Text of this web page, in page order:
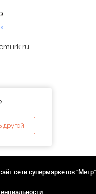
другой
сети супермаркетов "Метр"